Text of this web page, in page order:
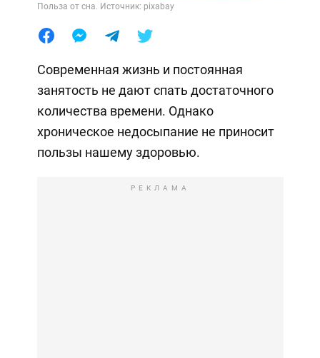
Польза от сна. Источник: pixabay
Современная жизнь и постоянная
занятость не дают спать достаточного
количества времени. Однако
хроническое недосыпание не приносит
пользы нашему здоровью.
РЕКЛАМА